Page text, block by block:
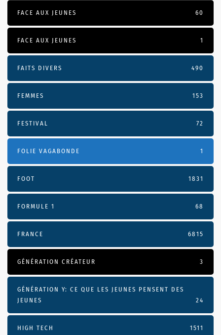
FACE AUX JEUNES 60
FACE AUX JEUNES 1
FAITS DIVERS 490
FEMMES 153
FESTIVAL 72
FOLIE VAGABONDE 1
FOOT 1831
FORMULE 1 68
FRANCE 6815
GÉNÉRATION CRÉATEUR 3
GÉNÉRATION Y: CE QUE LES JEUNES PENSENT DES
JEUNES
24
HIGH TECH 1511